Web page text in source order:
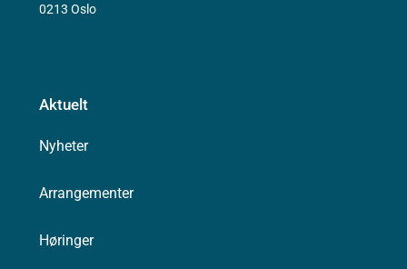
0213 Oslo
Aktuelt
Nyheter
Arrangementer
Høringer